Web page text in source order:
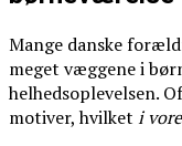
Mange danske
meget væggene i
helhedsoplevelsen.
motiver, hvilket i